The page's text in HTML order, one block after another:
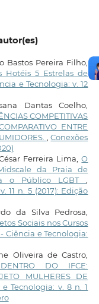
Bastos Pereira Filho,
Hotéis 5 Estrelas de
e Tecnologia: v. 12
Dantas Coelho,
COMPETITIVAS
ENTRE
,Conexões
Ferreira Lima,O
da Praia de
o Público LGBT
11 n. 5 (2017): Edição
da Silva Pedrosa,
Sociais nos Cursos
Ciência e Tecnologia:
Oliveira de Castro,
DENTRO DO IFCE:
MULHERES DE
Tecnologia: v. 8 n. 1